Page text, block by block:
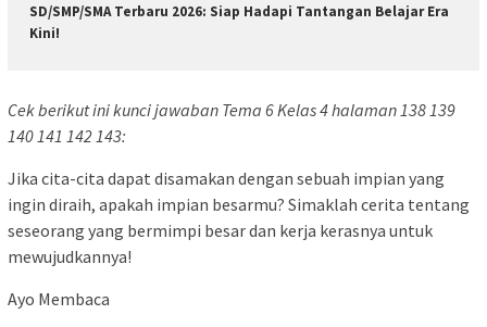
SD/SMP/SMA Terbaru 2026: Siap Hadapi Tantangan Belajar Era
Kini!
Cek berikut ini kunci jawaban Tema 6 Kelas 4 halaman 138 139
140 141 142 143:
Jika cita-cita dapat disamakan dengan sebuah impian yang
ingin diraih, apakah impian besarmu? Simaklah cerita tentang
seseorang yang bermimpi besar dan kerja kerasnya untuk
mewujudkannya!
Ayo Membaca